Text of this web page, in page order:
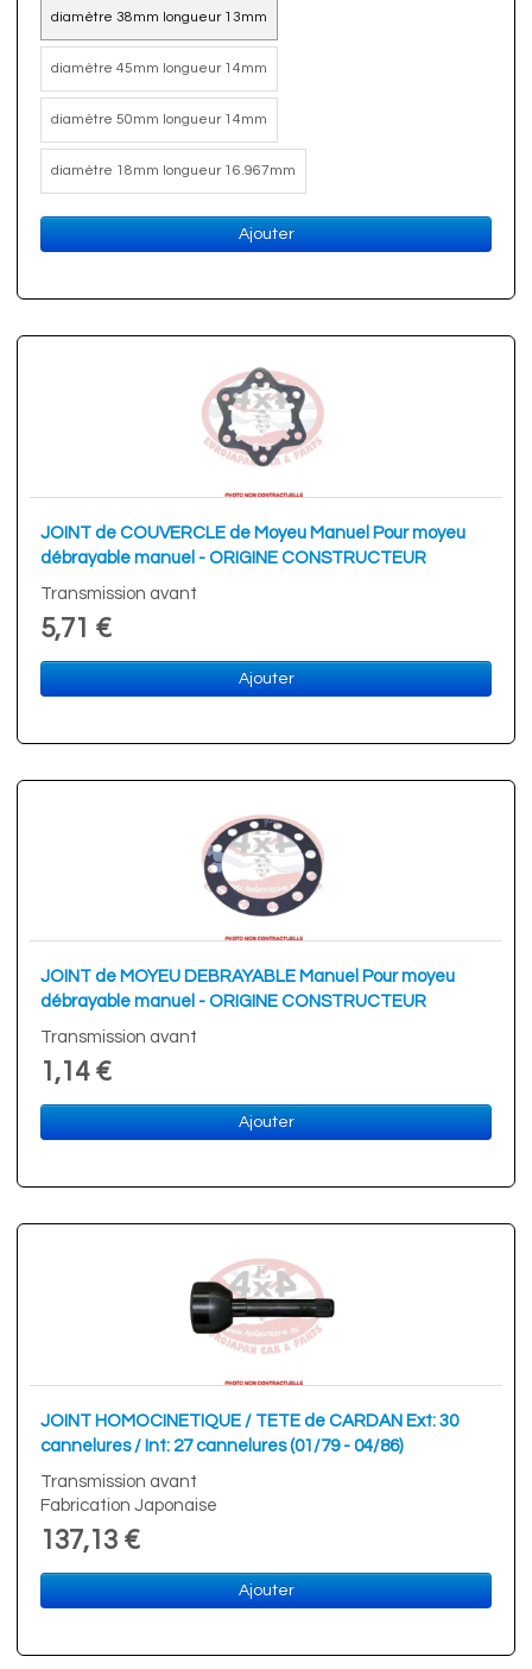
diamètre 38mm longueur 13mm
diamètre 45mm longueur 14mm
diamètre 50mm longueur 14mm
diamètre 18mm longueur 16.967mm
Ajouter
JOINT de COUVERCLE de Moyeu Manuel Pour moyeu
débrayable manuel - ORIGINE CONSTRUCTEUR
Transmission avant
5,71 €
Ajouter
JOINT de MOYEU DEBRAYABLE Manuel Pour moyeu
débrayable manuel - ORIGINE CONSTRUCTEUR
Transmission avant
1,14 €
Ajouter
JOINT HOMOCINETIQUE / TETE de CARDAN Ext: 30
cannelures / Int: 27 cannelures (01/79 - 04/86)
Transmission avant
Fabrication Japonaise
137,13 €
Ajouter